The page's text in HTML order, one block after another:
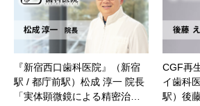
『新宿西口歯科医院』（新宿
駅 / 都庁前駅）松成 淳一 院長
「実体顕微鏡による精密治…
CGF再
イ歯科
駅）後